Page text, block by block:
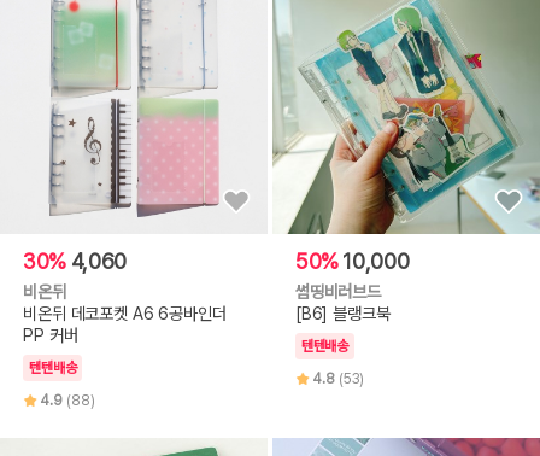
30% 4,060
비온뒤
비온뒤 데코포켓 A6 6공바인더
PP 커버
텐텐배송
4.9 (88)
50%10,000
썸띵비러브드
[B6] 블랭크북
텐텐배송
4.8 (53)